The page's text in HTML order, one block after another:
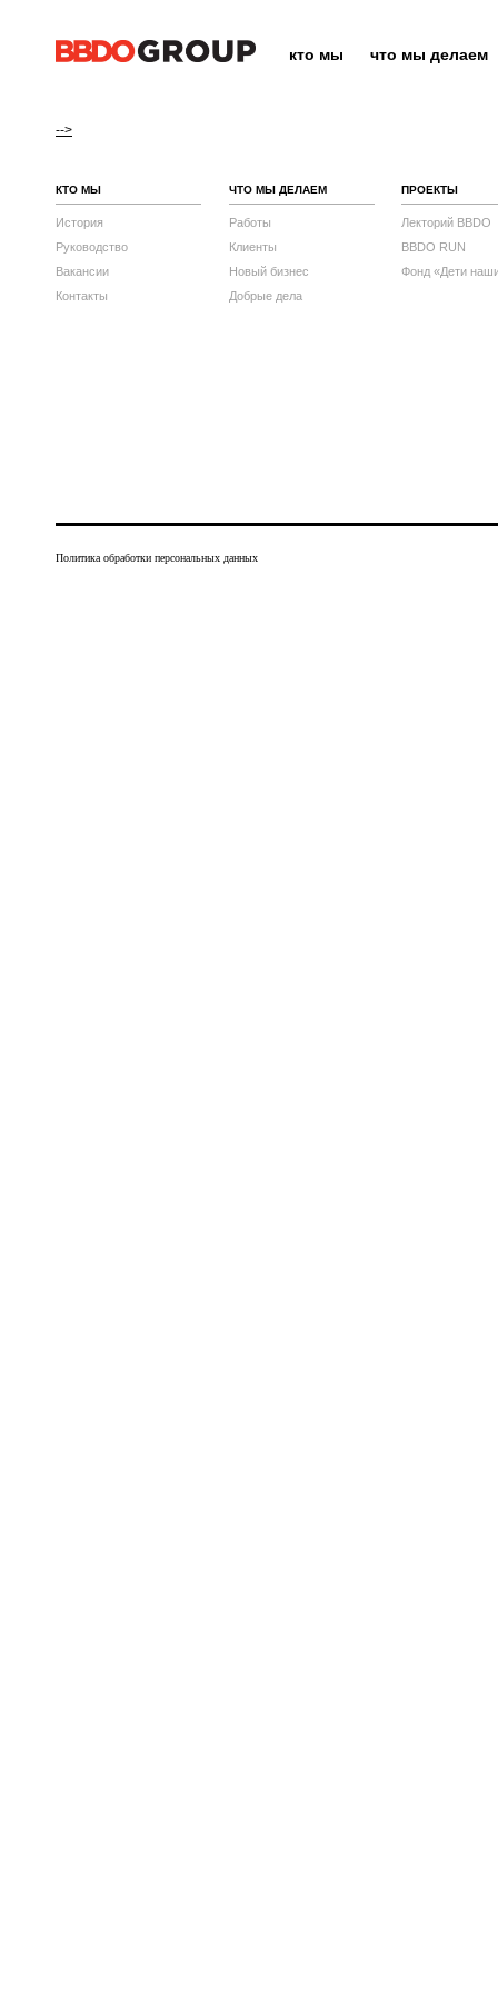
кто мы что мы делаем
-->
КТО МЫ
История
Руководство
Вакансии
Контакты
ЧТО МЫ ДЕЛАЕМ
Работы
Клиенты
Новый бизнес
Добрые дела
ПРОЕКТЫ
Лекторий BBDO
BBDO RUN
Фонд «Дети
Политика обработки персональных данных